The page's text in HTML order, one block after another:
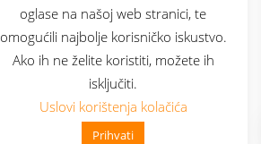
oglase na našoj web stranici, te
omogućili najbolje korisničko iskustvo.
Ako ih ne želite koristiti, možete ih
isključiti.
Uslovi korištenja kolačića
Prihvati
👋 Zdravo, kako mogu pomoći?